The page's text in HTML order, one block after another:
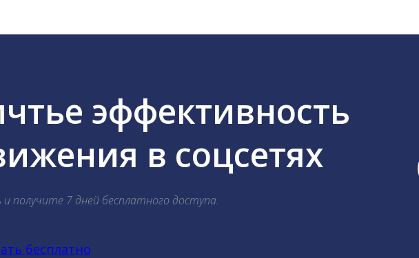
эффективность
в соцсетях
получите 7 дней бесплатного доступа.
бесплатно